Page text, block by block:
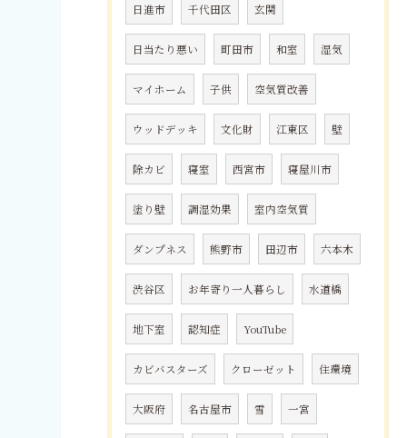
日進市 千代田区 玄関
日当たり悪い 町田市 和室 湿気
マイホーム 子供 空気質改善
ウッドデッキ 文化財 江東区 壁
除カビ 寝室 西宮市 寝屋川市
塗り壁 調湿効果 室内空気質
ダンプネス 熊野市 田辺市 六本木
渋谷区 お年寄り一人暮らし 水道橋
地下室 認知症 YouTube
カビバスターズ クローゼット 住環境
大阪府 名古屋市 雪 一宮